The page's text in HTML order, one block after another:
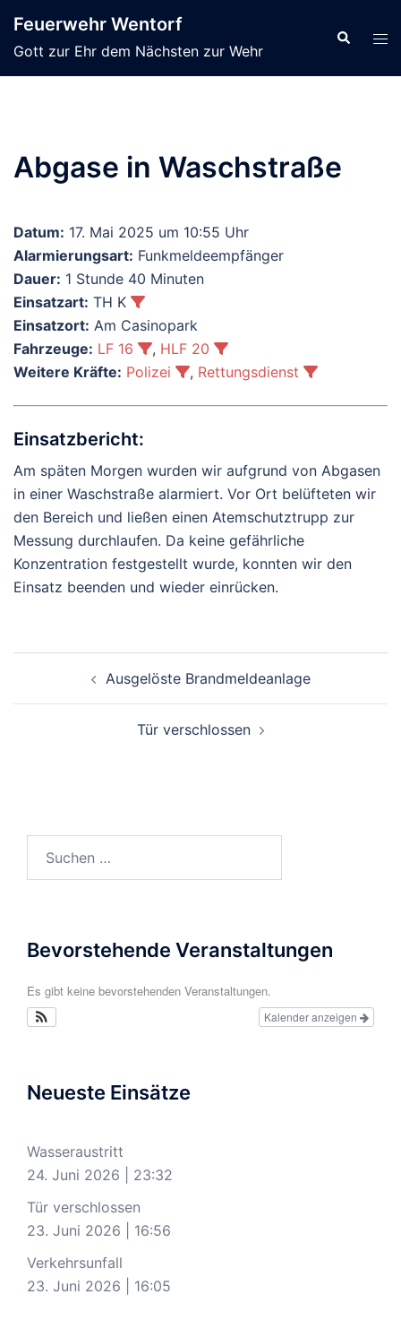
Inhalt
springen
Feuerwehr Wentorf
Gott zur Ehr dem Nächsten zur Wehr
Suche
Abgase in Waschstraße
Datum: 17. Mai 2025 um 10:55 Uhr
Alarmierungsart: Funkmeldeempfänger
Dauer: 1 Stunde 40 Minuten
Einsatzart: TH K
Einsatzort: Am Casinopark
Fahrzeuge: LF 16 , HLF 20
Weitere Kräfte: Polizei , Rettungsdienst
Einsatzbericht:
Am späten Morgen wurden wir aufgrund von Abgasen
in einer Waschstraße alarmiert. Vor Ort belüfteten wir
den Bereich und ließen einen Atemschutztrupp zur
Messung durchlaufen. Da keine gefährliche
Konzentration festgestellt wurde, konnten wir den
Einsatz beenden und wieder einrücken.
Ausgelöste Brandmeldeanlage
Tür verschlossen
Bevorstehende Veranstaltungen
Es gibt keine bevorstehenden Veranstaltungen.
Kalender anzeigen
Neueste Einsätze
Wasseraustritt
24. Juni 2026
23:32
Tür verschlossen
23. Juni 2026
16:56
Verkehrsunfall
23. Juni 2026
16:05